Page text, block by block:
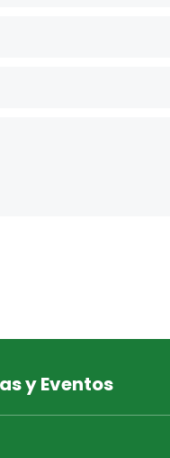
y Eventos